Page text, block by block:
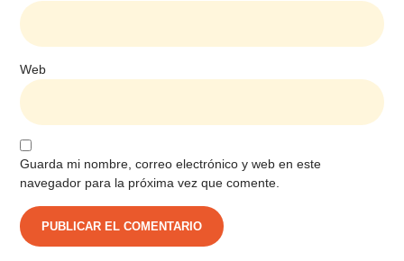
Web
Guarda mi nombre, correo electrónico y web en este
navegador para la próxima vez que comente.